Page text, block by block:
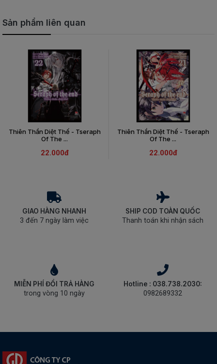
Sản phẩm liên quan
Thiên Thần Diệt Thế - Tseraph
Of The ...
22.000đ
Thiên Thần Diệt Thế - Tseraph
Of The ...
22.000đ
GIAO HÀNG NHANH
3 đến 7 ngày làm việc
SHIP COD TOÀN QUỐC
Thanh toán khi nhận sách
MIỄN PHÍ ĐỔI TRẢ HÀNG
trong vòng 10 ngày
Hotline : 038.738.2030:
0982689332